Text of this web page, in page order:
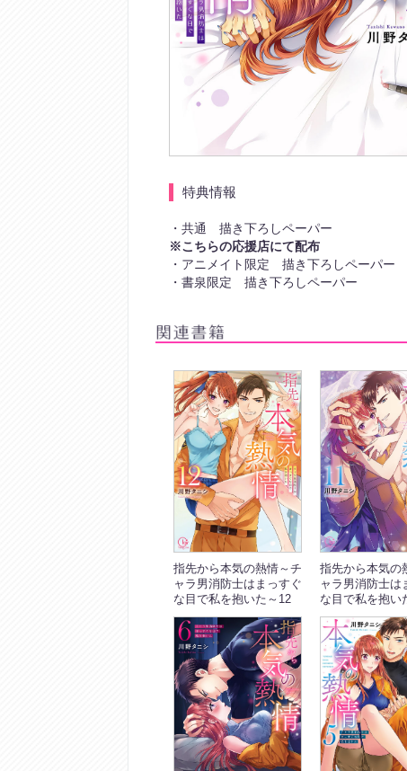
特典情報
・共通 描き下ろしペーパー
※こちらの応援店にて配布
・アニメイト限定 描き下ろしペーパー
・書泉限定 描き下ろしペーパー
指先から本気の熱情～チ
ャラ男消防士はまっすぐ
な目で私を抱いた～12
指先から本気の
ャラ男消防士は
な目で私を抱い